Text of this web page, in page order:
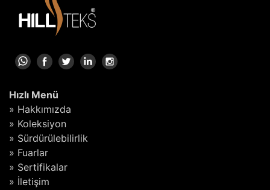
Hızlı Menü
» Hakkımızda
» Koleksiyon
» Sürdürülebilirlik
» Fuarlar
» Sertifikalar
» İletişim